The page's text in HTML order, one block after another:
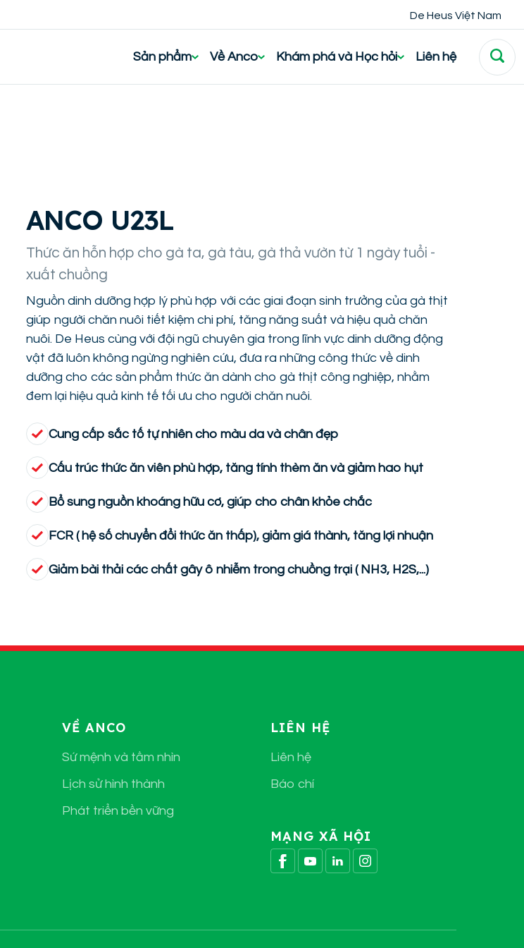
De Heus Việt Nam
Sản phẩm Về Anco Khám phá và Học hỏi Liên hệ
ANCO U23L
Thức ăn hỗn hợp cho gà ta, gà tàu, gà thả vườn từ 1 ngày tuổi -
xuất chuồng
Nguồn dinh dưỡng hợp lý phù hợp với các giai đoạn sinh trưởng của gà thịt
giúp người chăn nuôi tiết kiệm chi phí, tăng năng suất và hiệu quả chăn
nuôi. De Heus cùng với đội ngũ chuyên gia trong lĩnh vực dinh dưỡng động
vật đã luôn không ngừng nghiên cứu, đưa ra những công thức về dinh
dưỡng cho các sản phẩm thức ăn dành cho gà thịt công nghiệp, nhằm
đem lại hiệu quả kinh tế tối ưu cho người chăn nuôi.
Cung cấp sắc tố tự nhiên cho màu da và chân đẹp
Cấu trúc thức ăn viên phù hợp, tăng tính thèm ăn và giảm hao hụt
Bổ sung nguồn khoáng hữu cơ, giúp cho chân khỏe chắc
FCR ( hệ số chuyển đổi thức ăn thấp), giảm giá thành, tăng lợi nhuận
Giảm bài thải các chất gây ô nhiễm trong chuồng trại ( NH3, H2S,...)
VỀ ANCO
Sứ mệnh và tầm nhìn
Lịch sử hình thành
Phát triển bền vững
LIÊN HỆ
Liên hệ
Báo chí
MẠNG XÃ HỘI